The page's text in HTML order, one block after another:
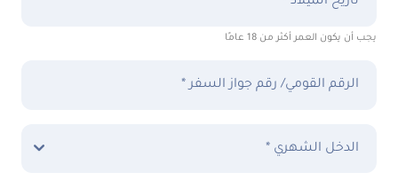
يجب أن يكون العمر أكثر من 18 عامًا
الرقم القومي/ رقم جواز السفر *
الدخل الشهري *